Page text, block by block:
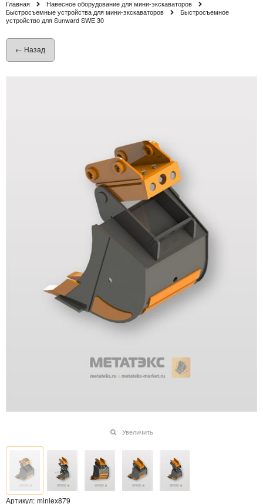
Главная
Навесное оборудование для мини-экскаваторов
Быстросъемные устройства для мини-экскаваторов
Быстросъемное
устройство для Sunward SWE 30
← Назад
Увеличить
Артикул: miniex879